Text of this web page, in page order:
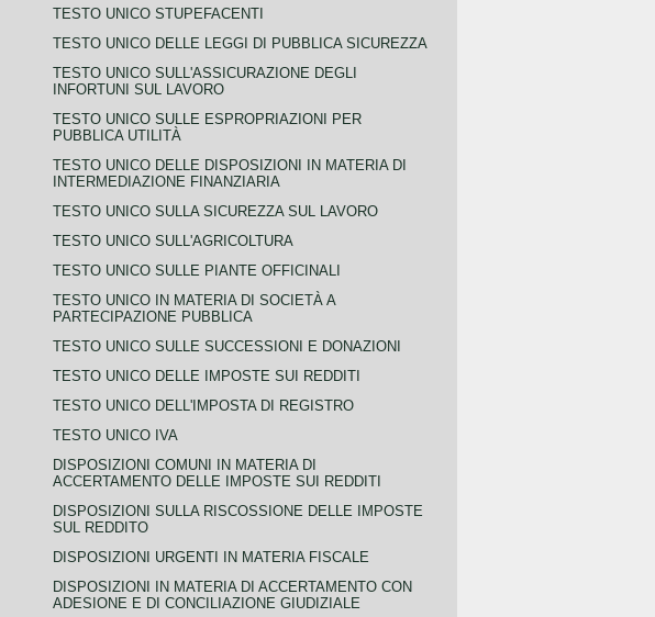
TESTO UNICO STUPEFACENTI
TESTO UNICO DELLE LEGGI DI PUBBLICA SICUREZZA
TESTO UNICO SULL'ASSICURAZIONE DEGLI
INFORTUNI SUL LAVORO
TESTO UNICO SULLE ESPROPRIAZIONI PER
PUBBLICA UTILITÀ
TESTO UNICO DELLE DISPOSIZIONI IN MATERIA DI
INTERMEDIAZIONE FINANZIARIA
TESTO UNICO SULLA SICUREZZA SUL LAVORO
TESTO UNICO SULL'AGRICOLTURA
TESTO UNICO SULLE PIANTE OFFICINALI
TESTO UNICO IN MATERIA DI SOCIETÀ A
PARTECIPAZIONE PUBBLICA
TESTO UNICO SULLE SUCCESSIONI E DONAZIONI
TESTO UNICO DELLE IMPOSTE SUI REDDITI
TESTO UNICO DELL'IMPOSTA DI REGISTRO
TESTO UNICO IVA
DISPOSIZIONI COMUNI IN MATERIA DI
ACCERTAMENTO DELLE IMPOSTE SUI REDDITI
DISPOSIZIONI SULLA RISCOSSIONE DELLE IMPOSTE
SUL REDDITO
DISPOSIZIONI URGENTI IN MATERIA FISCALE
DISPOSIZIONI IN MATERIA DI ACCERTAMENTO CON
ADESIONE E DI CONCILIAZIONE GIUDIZIALE